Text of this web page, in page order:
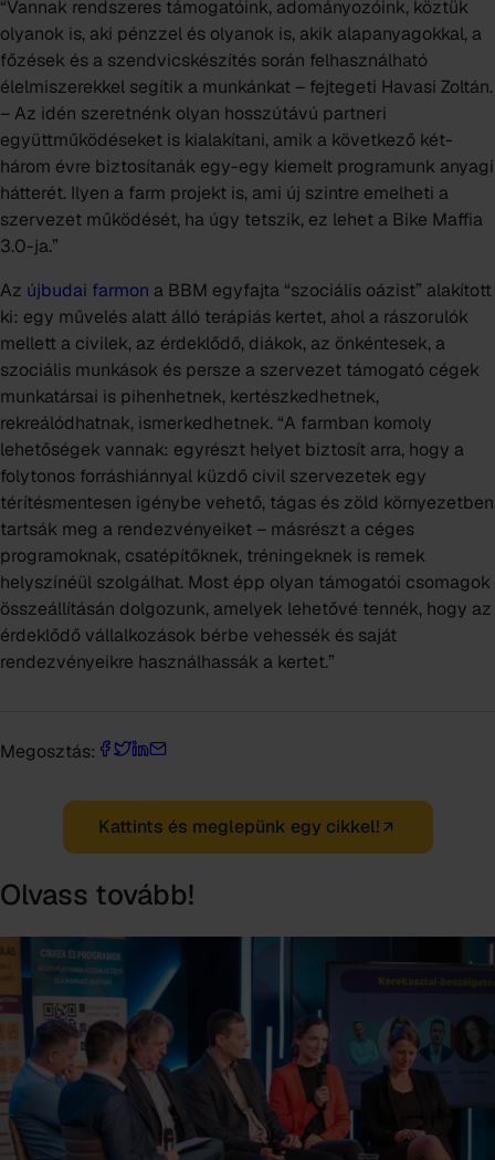
“Vannak rendszeres támogatóink, adományozóink, köztük
olyanok is, aki pénzzel és olyanok is, akik alapanyagokkal, a
főzések és a szendvicskészítés során felhasználható
élelmiszerekkel segítik a munkánkat – fejtegeti Havasi Zoltán.
– Az idén szeretnénk olyan hosszútávú partneri
együttműködéseket is kialakítani, amik a következő két-
három évre biztosítanák egy-egy kiemelt programunk anyagi
hátterét. Ilyen a farm projekt is, ami új szintre emelheti a
szervezet működését, ha úgy tetszik, ez lehet a Bike Maffia
3.0-ja.”
Az újbudai farmon a BBM egyfajta “szociális oázist” alakított
ki: egy művelés alatt álló terápiás kertet, ahol a rászorulók
mellett a civilek, az érdeklődő, diákok, az önkéntesek, a
szociális munkások és persze a szervezet támogató cégek
munkatársai is pihenhetnek, kertészkedhetnek,
rekreálódhatnak, ismerkedhetnek. “A farmban komoly
lehetőségek vannak: egyrészt helyet biztosít arra, hogy a
folytonos forráshiánnyal küzdő civil szervezetek egy
térítésmentesen igénybe vehető, tágas és zöld környezetben
tartsák meg a rendezvényeiket – másrészt a céges
programoknak, csatépítőknek, tréningeknek is remek
helyszínéül szolgálhat. Most épp olyan támogatói csomagok
összeállításán dolgozunk, amelyek lehetővé tennék, hogy az
érdeklődő vállalkozások bérbe vehessék és saját
rendezvényeikre használhassák a kertet.”
Megosztás:
Kattints és meglepünk egy cikkel!
Olvass tovább!